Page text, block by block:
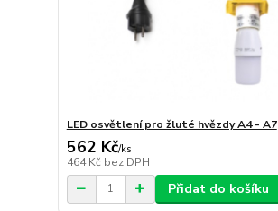
LED osvětlení pro žluté hvězdy A4 - A7
562 Kč/ks
464 Kč bez DPH
Přidat do košíku